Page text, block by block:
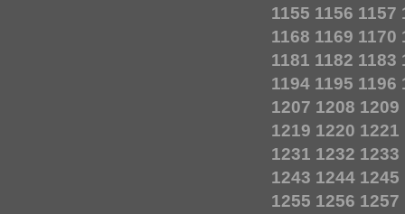
1155 1156 1157
1168 1169 1170
1181 1182 1183
1194 1195 1196
1207 1208 1209
1219 1220 1221
1231 1232 1233
1243 1244 1245
1255 1256 1257